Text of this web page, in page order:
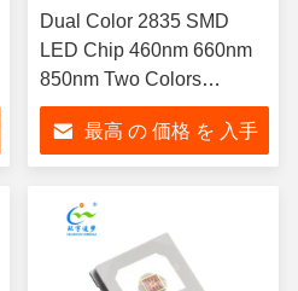
Dual Color 2835 SMD
LED Chip 460nm 660nm
850nm Two Colors
Spectrum Customization
Available 1W For Therapy
Mask Belt
最高 の 価格 を 入手